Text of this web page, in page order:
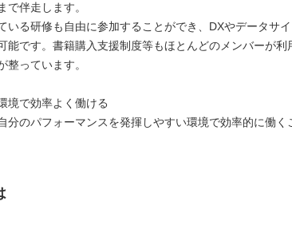
で伴走します。
いる研修も自由に参加することができ、DXやデータサ
能です。書籍購入支援制度等もほとんどのメンバーが利
整っています。
境で効率よく働ける
分のパフォーマンスを発揮しやすい環境で効率的に働く